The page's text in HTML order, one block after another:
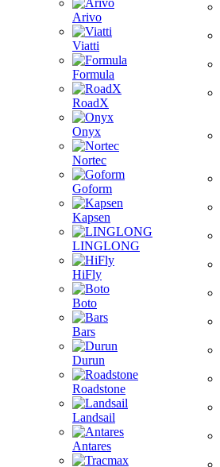
Arivo
Viatti
Formula
RoadX
Onyx
Nortec
Goform
Kapsen
LINGLONG
HiFly
Boto
Bars
Durun
Roadstone
Landsail
Antares